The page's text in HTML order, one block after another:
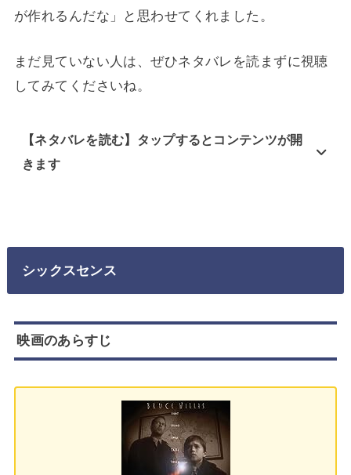
が作れるんだな」と思わせてくれました。
まだ見ていない人は、ぜひネタバレを読まずに視聴
してみてくださいね。
【ネタバレを読む】タップするとコンテンツが開
きます
シックスセンス
映画のあらすじ